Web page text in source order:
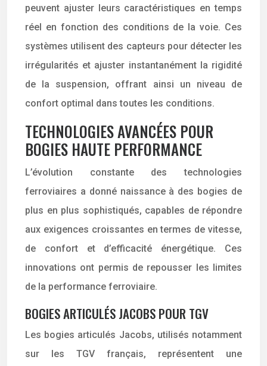
peuvent ajuster leurs caractéristiques en temps
réel en fonction des conditions de la voie. Ces
systèmes utilisent des capteurs pour détecter les
irrégularités et ajuster instantanément la rigidité
de la suspension, offrant ainsi un niveau de
confort optimal dans toutes les conditions.
TECHNOLOGIES AVANCÉES POUR
BOGIES HAUTE PERFORMANCE
L’évolution constante des technologies
ferroviaires a donné naissance à des bogies de
plus en plus sophistiqués, capables de répondre
aux exigences croissantes en termes de vitesse,
de confort et d’efficacité énergétique. Ces
innovations ont permis de repousser les limites
de la performance ferroviaire.
BOGIES ARTICULÉS JACOBS POUR TGV
Les bogies articulés Jacobs, utilisés notamment
sur les TGV français, représentent une